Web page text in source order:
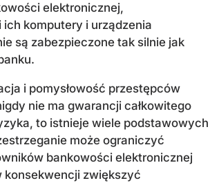
elektronicznej,
komputery i urządzenia
są zabezpieczone tak silnie jak
i pomysłowość przestępców
nie ma gwarancji całkowitego
to istnieje wiele podstawowych
może ograniczyć
bankowości elektronicznej
konsekwencji zwiększyć